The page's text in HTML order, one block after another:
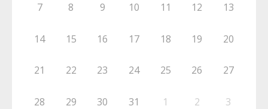
7 8 9 10 11 12 13
14 15 16 17 18 19 20
21 22 23 24 25 26 27
28 29 30 31 1 2 3